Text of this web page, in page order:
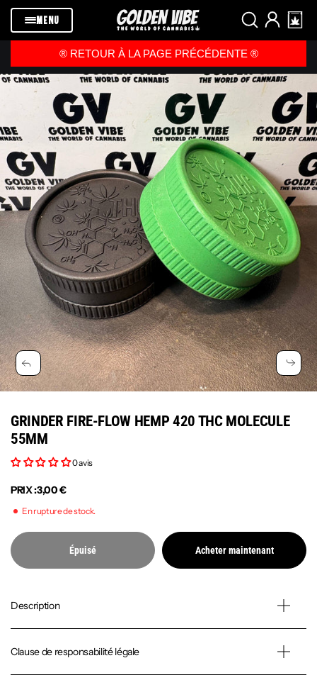
Passer au
contenuMENU
®️ RETOUR À LA PAGE PRÉCÉDENTE ®️
GRINDER FIRE-FLOW HEMP 420 THC MOLECULE
55MM
0 avis
PRIX :3,00 €
En rupture de stock.
Épuisé Acheter maintenant
Description
Clause de responsabilité légale